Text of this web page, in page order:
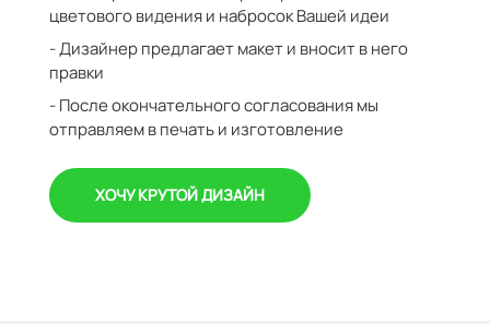
цветового видения и набросок Вашей идеи
- Дизайнер предлагает макет и вносит в него
правки
- После окончательного согласования мы
отправляем в печать и изготовление
ХОЧУ КРУТОЙ ДИЗАЙН